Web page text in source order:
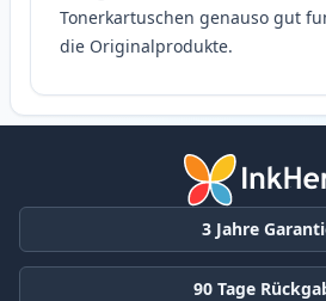
Tonerkartuschen genauso gut
die Originalprodukte.
3 Jahre
90 Tage